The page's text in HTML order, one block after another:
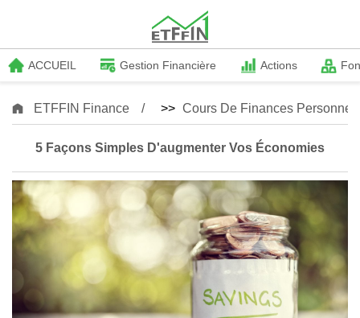
ACCUEIL Gestion Financière Actions
ETFFIN Finance >> Cours De Finances
5 Façons Simples D'augmenter Vos Économies